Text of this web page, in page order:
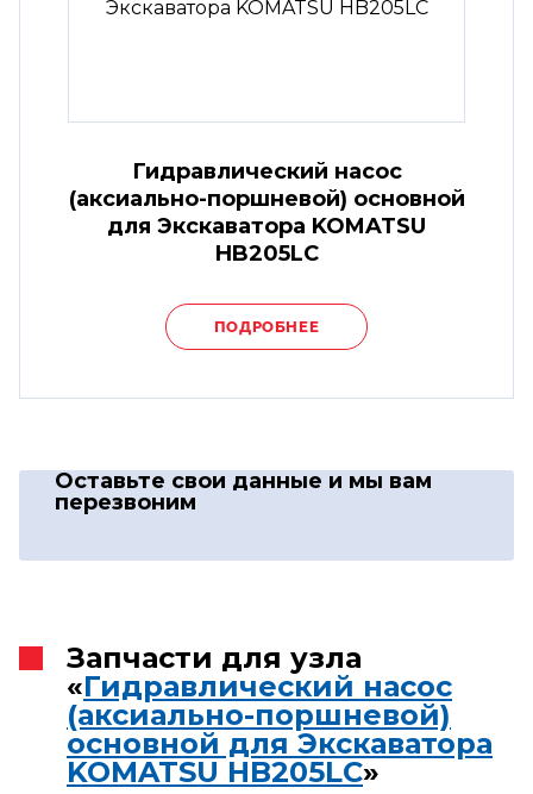
Гидравлический насос
(аксиально-поршневой) основной
для Экскаватора KOMATSU
HB205LC
ПОДРОБНЕЕ
Оставьте свои данные и мы вам
перезвоним
Запчасти для узла
«Гидравлический насос
(аксиально-поршневой)
основной для Экскаватора
KOMATSU HB205LC»